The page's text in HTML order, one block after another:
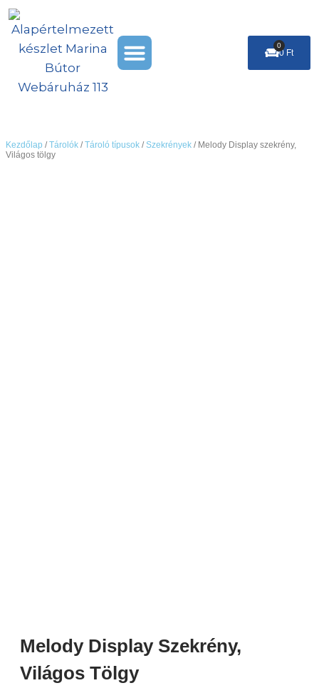
Skip
content
Menu 0 Ft
0
Cart
Kezdőlap /Tárolók /Tároló típusok /Szekrények / Melody Display szekrény,
Világos tölgy
Melody Display Szekrény,
Világos Tölgy